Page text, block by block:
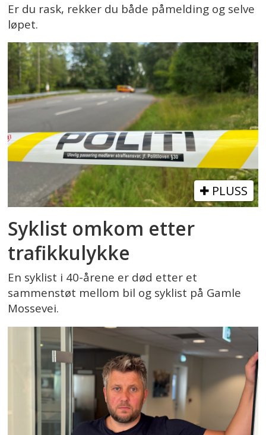
Er du rask, rekker du både påmelding og selve
løpet.
PLUSS
Syklist omkom etter
trafikkulykke
En syklist i 40-årene er død etter et
sammenstøt mellom bil og syklist på Gamle
Mossevei.